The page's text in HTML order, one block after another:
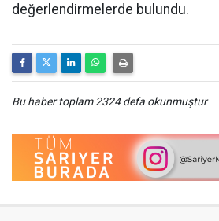
değerlendirmelerde bulundu.
Bu haber toplam 2324 defa okunmuştur